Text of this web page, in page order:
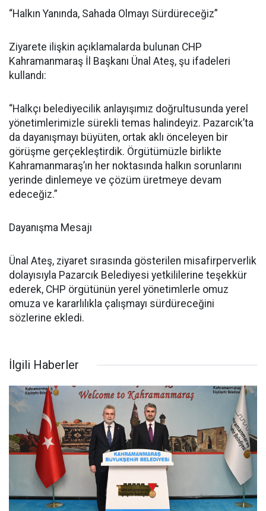
“Halkın Yanında, Sahada Olmayı Sürdüreceğiz”
Ziyarete ilişkin açıklamalarda bulunan CHP
Kahramanmaraş İl Başkanı Ünal Ateş, şu ifadeleri
kullandı:
“Halkçı belediyecilik anlayışımız doğrultusunda yerel
yönetimlerimizle sürekli temas halindeyiz. Pazarcık’ta
da dayanışmayı büyüten, ortak aklı önceleyen bir
görüşme gerçekleştirdik. Örgütümüzle birlikte
Kahramanmaraş’ın her noktasında halkın sorunlarını
yerinde dinlemeye ve çözüm üretmeye devam
edeceğiz.”
Dayanışma Mesajı
Ünal Ateş, ziyaret sırasında gösterilen misafirperverlik
dolayısıyla Pazarcık Belediyesi yetkililerine teşekkür
ederek, CHP örgütünün yerel yönetimlerle omuz
omuza ve kararlılıkla çalışmayı sürdüreceğini
sözlerine ekledi.
İlgili Haberler